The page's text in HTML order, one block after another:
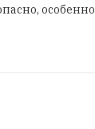
особенно